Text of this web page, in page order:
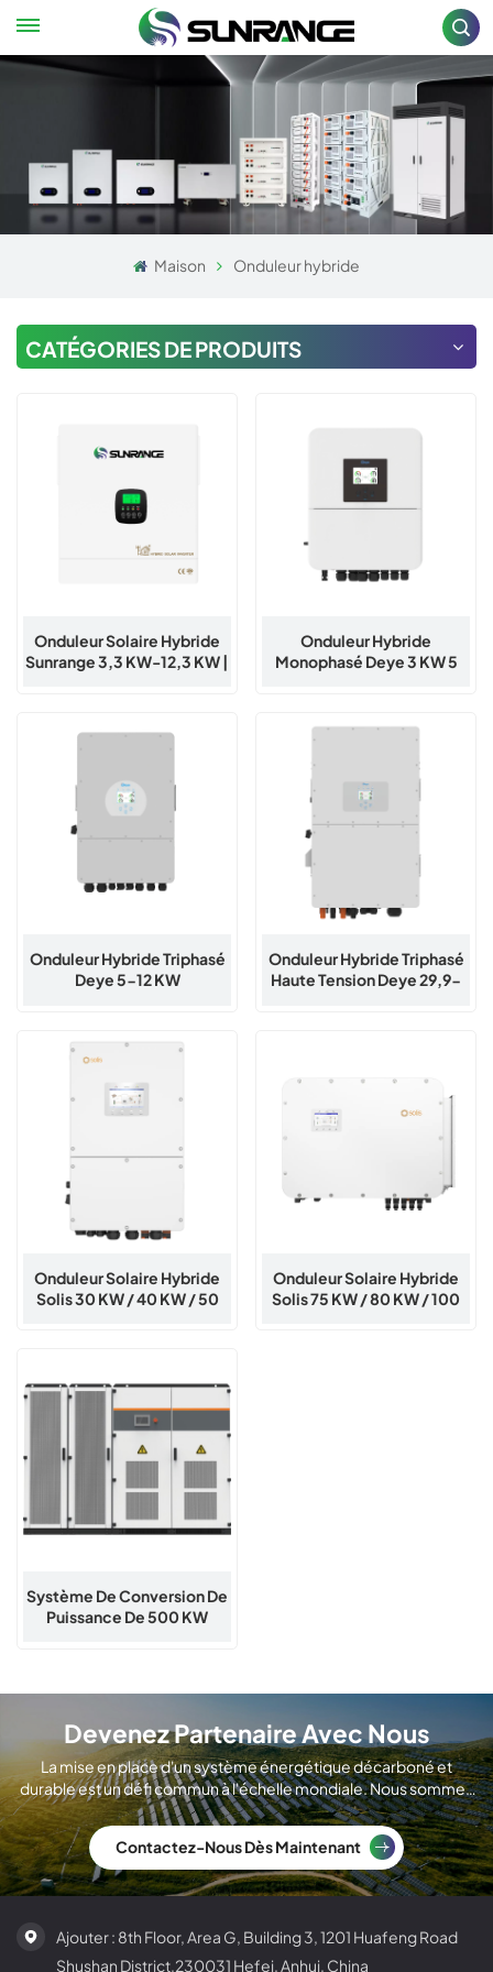
Maison Onduleur hybride
CATÉGORIES DE PRODUITS
Onduleur Solaire Hybride
Sunrange 3,3 KW-12,3 KW |
Onduleur Hybride
Monophasé Deye 3 KW 5
Onduleur Hybride Triphasé
Deye 5-12 KW
Onduleur Hybride Triphasé
Haute Tension Deye 29,9-
Onduleur Solaire Hybride
Solis 30 KW / 40 KW / 50
Onduleur Solaire Hybride
Solis 75 KW / 80 KW / 100
Système De Conversion De
Puissance De 500 KW
Devenez Partenaire Avec Nous
La mise en place d'un système énergétique décarboné et
durable est un défi commun à l'échelle mondiale. Nous sommes
un fabricant international de modules solaires.
Contactez-Nous Dès Maintenant
Ajouter : 8th Floor, Area G, Building 3, 1201 Huafeng Road
Shushan District,230031 Hefei, Anhui, China